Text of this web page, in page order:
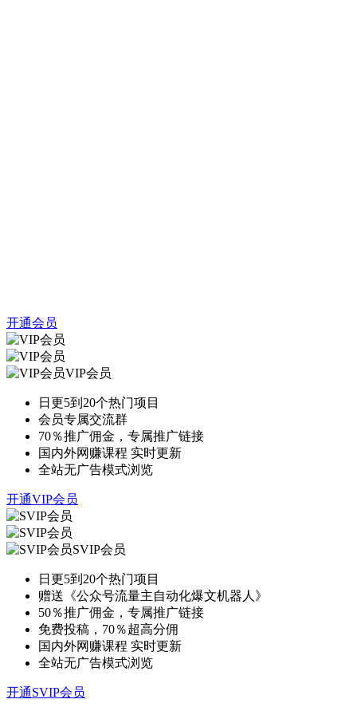
开通会员
VIP会员
日更5到20个热门项目
会员专属交流群
70％推广佣金，专属推广链接
国内外网赚课程 实时更新
全站无广告模式浏览
开通VIP会员
SVIP会员
日更5到20个热门项目
赠送《公众号流量主自动化爆文机器人》
50％推广佣金，专属推广链接
免费投稿，70％超高分佣
国内外网赚课程 实时更新
全站无广告模式浏览
开通SVIP会员